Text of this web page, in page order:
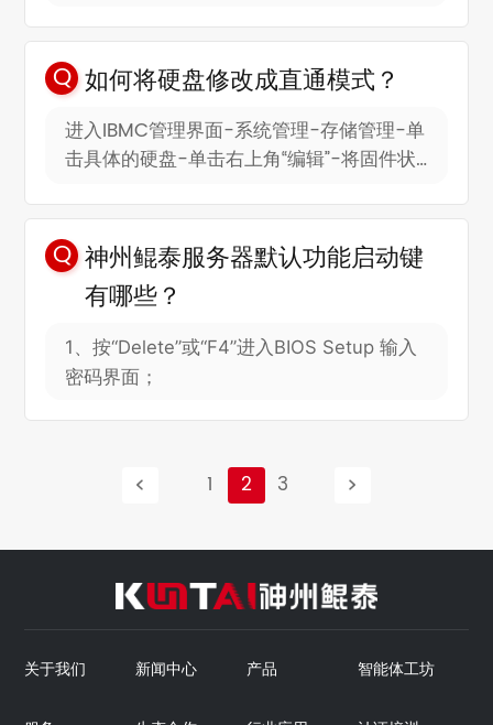
如何将硬盘修改成直通模式？
进入IBMC管理界面-系统管理-存储管理-单
击具体的硬盘-单击右上角“编辑”-将固件状
神州鲲泰服务器默认功能启动键
有哪些？
1、按“Delete”或“F4”进入BIOS Setup 输入
密码界面；
Smart Provisioning
1 2 3
关于我们 新闻中心 产品 智能体工坊